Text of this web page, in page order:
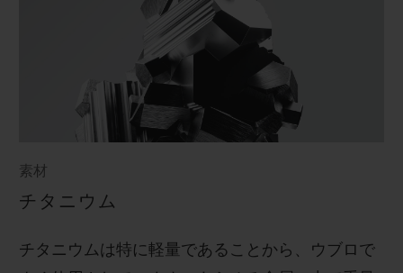
素材
チタニウム
チタニウムは特に軽量であることから、ウブロで